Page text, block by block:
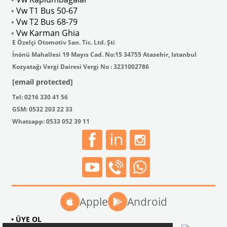
Type 1 Bütün Motorlar İle Uyumludur
VWCC Parça No : 6-6118 OEM Parça No : 119524410
◦ Vw T1 Bus 50-67
◦ Vw T2 Bus 68-79
◦ Vw Karman Ghia
E Özelçi Otomotiv San. Tic. Ltd. Şti
İnönü Mahallesi 19 Mayıs Cad. No:15 34755 Atasehir, Istanbul
Kozyatağı Vergi Dairesi Vergi No : 3231002786
[email protected]
Tel: 0216 330 41 56
GSM: 0532 203 22 33
Whatsapp: 0533 052 39 11
Apple Android
• ÜYE OL